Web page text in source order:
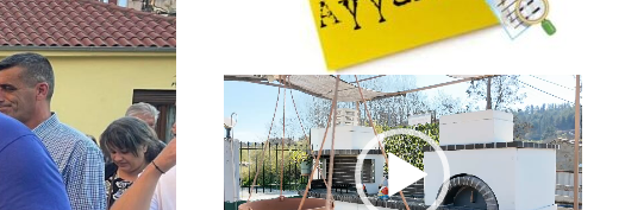
Πρόγραμμα
Αναπαραγωγής
Βίντεο